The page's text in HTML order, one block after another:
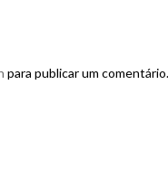
para publicar um comentário.